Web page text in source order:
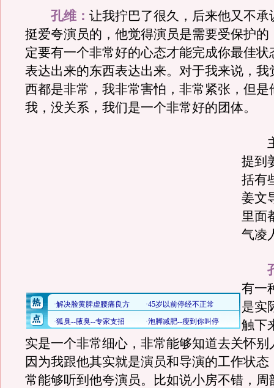
孔维： 让我拧巴了很久，后来他又不承
挺爱夸演员的，他觉得演员是需要受保护的
定要有一个非常好的心态才能完成你最佳状
表达出来的东西表达出来。对于我来说，我
西都是非常，我非常害怕，非常紧张，但是
我，没关系，我们是一个非常好的团体。
主
提到
括有
姜文
里面
气凌
有一
是实
触下
实是一个非常细心，非常能够知道去关怀别
因为我跟他其实就是演员和导演的工作状态
常能够听到他夸演员。比如说小房不错，周